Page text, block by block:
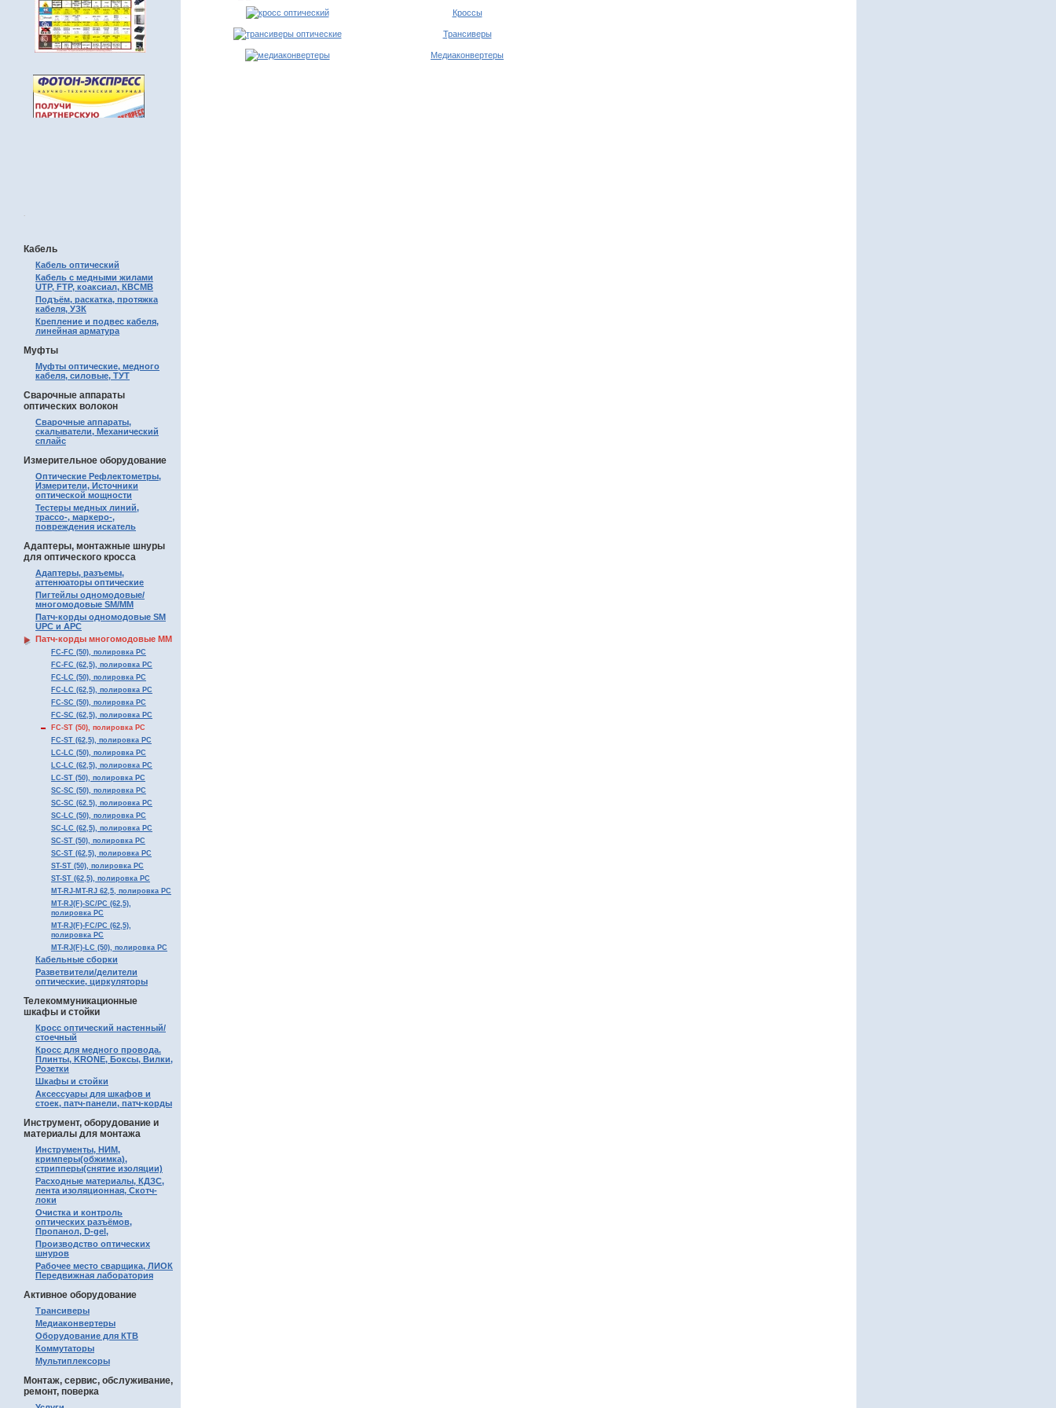
.
Кабель
Кабель оптический
Кабель с медными жилами
UTP, FTP, коаксиал, КВСМВ
Подъём, раскатка, протяжка
кабеля, УЗК
Крепление и подвес кабеля,
линейная арматура
Муфты
Муфты оптические, медного
кабеля, силовые, ТУТ
Сварочные аппараты
оптических волокон
Сварочные аппараты,
скалыватели, Механический
сплайс
Измерительное оборудование
Оптические Рефлектометры,
Измерители, Источники
оптической мощности
Тестеры медных линий,
трассо-, маркеро-,
повреждения искатель
Адаптеры, монтажные шнуры
для оптического кросса
Адаптеры, разъемы,
аттенюаторы оптические
Пигтейлы одномодовые/
многомодовые SM/MM
Патч-корды одномодовые SM
UPC и APC
Патч-корды многомодовые MM
FC-FC (50), полировка PC
FC-FC (62,5), полировка PC
FC-LC (50), полировка PC
FC-LC (62,5), полировка PC
FC-SC (50), полировка PC
FC-SC (62,5), полировка PC
FC-ST (50), полировка PC
FC-ST (62,5), полировка PC
LC-LC (50), полировка PC
LC-LC (62,5), полировка PC
LC-ST (50), полировка PC
SC-SC (50), полировка PC
SC-SC (62.5), полировка PC
SC-LC (50), полировка PC
SC-LC (62,5), полировка PC
SC-ST (50), полировка PC
SC-ST (62,5), полировка PC
ST-ST (50), полировка PC
ST-ST (62,5), полировка PC
MT-RJ-MT-RJ 62,5, полировка PC
MT-RJ(F)-SC/PC (62,5),
полировка PC
MT-RJ(F)-FC/PC (62,5),
полировка PC
MT-RJ(F)-LC (50), полировка PC
Кабельные сборки
Разветвители/делители
оптические, циркуляторы
Телекоммуникационные
шкафы и стойки
Кросс оптический настенный/
стоечный
Кросс для медного провода.
Плинты, KRONE, Боксы, Вилки,
Розетки
Шкафы и стойки
Аксессуары для шкафов и
стоек, патч-панели, патч-корды
Инструмент, оборудование и
материалы для монтажа
Инструменты, НИМ,
кримперы(обжимка),
стрипперы(снятие изоляции)
Расходные материалы, КДЗС,
лента изоляционная, Скотч-
локи
Очистка и контроль
оптических разъёмов,
Пропанол, D-gel,
Производство оптических
шнуров
Рабочее место сварщика, ЛИОК
Передвижная лаборатория
Активное оборудование
Трансиверы
Медиаконвертеры
Оборудование для КТВ
Коммутаторы
Мультиплексоры
Монтаж, сервис, обслуживание,
ремонт, поверка
Кроссы
Трансиверы
Медиаконвертеры